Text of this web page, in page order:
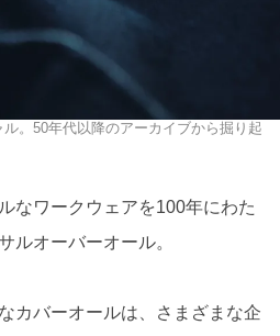
。50年代以降のアーカイブから掘り起
なワークウェアを100年にわた
ルオーバーオール。
カバーオールは、さまざまな企